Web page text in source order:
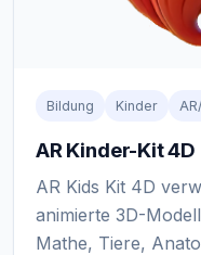
Bildung Kinder
AR Kinder-Kit 4D
AR Kids Kit 4D
animierte 3D-
Mathe, Tiere,